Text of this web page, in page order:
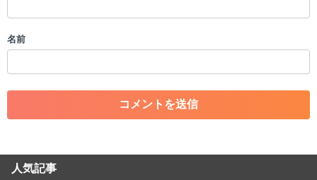
・一度削除された投稿を再び投稿すること
・アカウントの売買など金銭が絡む内容の投稿
・各ゲームのネタバレを含む内容の投稿
・その他、管理者が不適切と判断した投稿
コメントの削除を申請する
名前
人気記事